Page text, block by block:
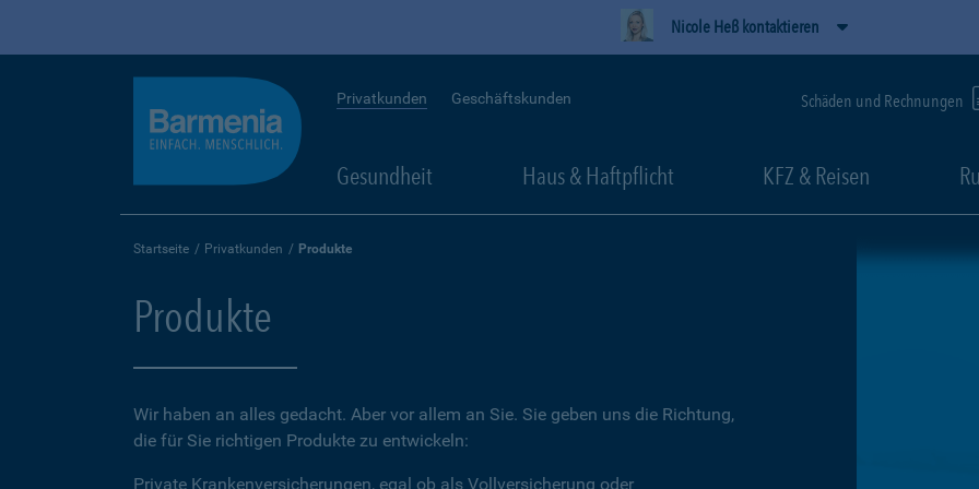
Nicole Heß kontaktieren
Privatkunden Geschäftskunden Schäden und Rechnungen
Gesundheit Haus & Haftpflicht KFZ & Reisen
Startseite Privatkunden Produkte
Produkte
Wir haben an alles gedacht. Aber vor allem an Sie. Sie geben uns die Richtung,
die für Sie richtigen Produkte zu entwickeln:
Private Krankenversicherungen, egal ob als Vollversicherung oder